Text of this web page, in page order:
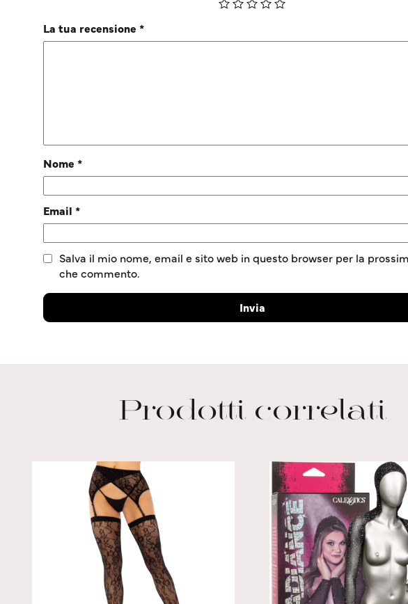
La tua recensione *
Nome *
Email *
Salva il mio nome, email e sito web in questo browser per la
che commento.
Prodotti correlati